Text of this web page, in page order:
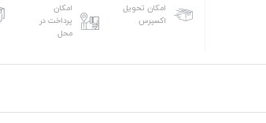
امکان تحویل
اکسپرس
امکان
پرداخت در
محل